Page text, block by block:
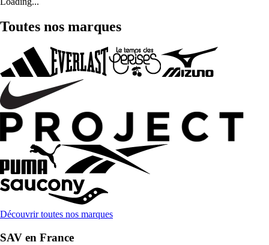
Toutes nos marques
Découvrir toutes nos marques
SAV en France